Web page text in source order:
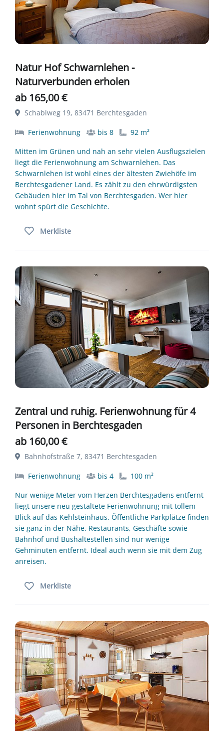
Natur Hof Schwarnlehen -
Naturverbunden erholen
ab 165,00 €
Schablweg 19, 83471 Berchtesgaden
Ferienwohnung bis 8
92 m²
Mitten im Grünen und nah an sehr vielen Ausflugszielen
liegt die Ferienwohnung am Schwarnlehen. Das
Schwarnlehen ist wohl eines der ältesten Zwiehöfe im
Berchtesgadener Land. Es zählt zu den ehrwürdigsten
Gebäuden hier im Tal von Berchtesgaden. Wer hier
wohnt spürt die Geschichte.
Merkliste
Zentral und ruhig. Ferienwohnung für 4
Personen in Berchtesgaden
ab 160,00 €
Bahnhofstraße 7, 83471 Berchtesgaden
Ferienwohnung bis 4
100 m²
Nur wenige Meter vom Herzen Berchtesgadens entfernt
liegt unsere neu gestaltete Ferienwohnung mit tollem
Blick auf das Kehlsteinhaus. Öffentliche Parkplätze finden
sie ganz in der Nähe. Restaurants, Geschäfte sowie
Bahnhof und Bushaltestellen sind nur wenige
Gehminuten entfernt. Ideal auch wenn sie mit dem Zug
anreisen.
Merkliste